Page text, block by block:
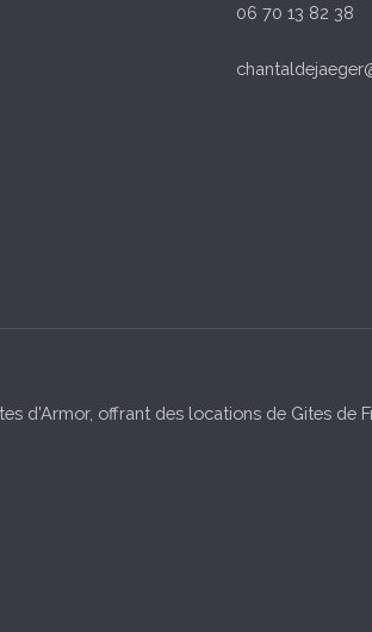
06 70 13 82 38
d'Armor, offrant des locations de Gites de